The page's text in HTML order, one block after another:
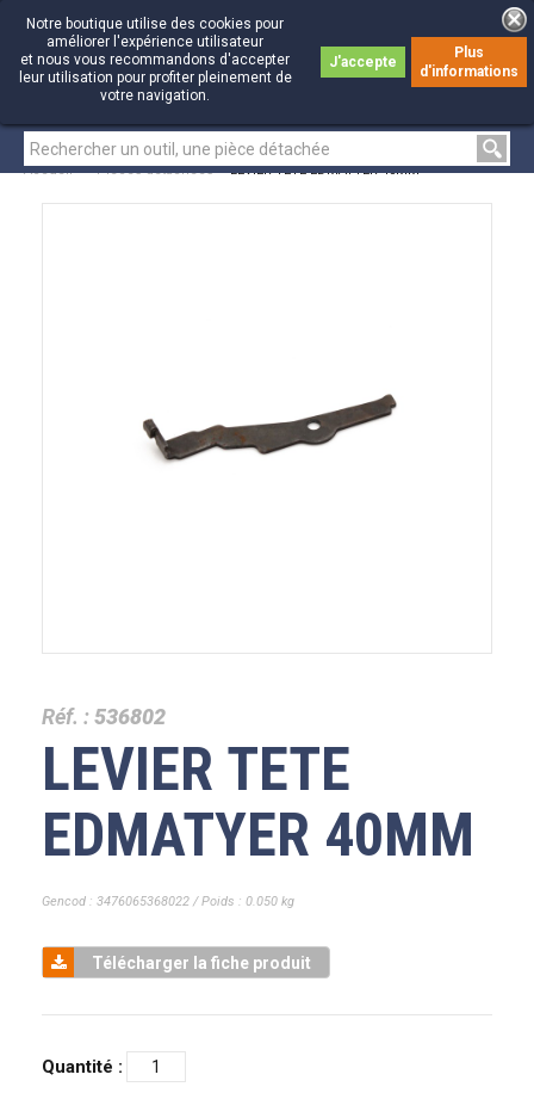
0
0
Notre boutique utilise des cookies pour
améliorer l'expérience utilisateur
et nous vous recommandons d'accepter
leur utilisation pour profiter pleinement de
votre navigation.
J'accepte
Plus
d'informations
Accueil > Pièces détachées > LEVIER TETE EDMATYER 40MM
Réf. :536802
LEVIER TETE
EDMATYER 40MM
Gencod : 3476065368022 / Poids : 0.050 kg
Télécharger la fiche produit
Quantité :